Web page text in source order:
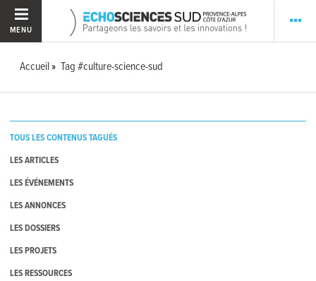
MENU
Accueil Tag #culture-science-sud
TOUS LES CONTENUS TAGUÉS
LES ARTICLES
LES ÉVÉNEMENTS
LES ANNONCES
LES DOSSIERS
LES PROJETS
LES RESSOURCES